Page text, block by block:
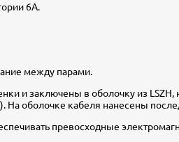
6А.
между парами.
и заключены в оболочку из
На оболочке кабеля нанесены
превосходные